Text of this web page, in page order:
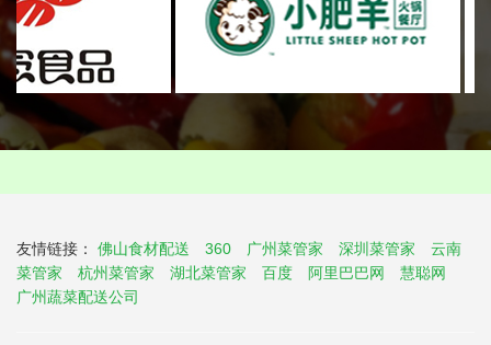
友情链接： 佛山食材配送 360 广州菜管家 深圳菜管家
云南
菜管家
杭州菜管家 湖北菜管家 百度 阿里巴巴网
慧聪网
广州蔬菜配送公司